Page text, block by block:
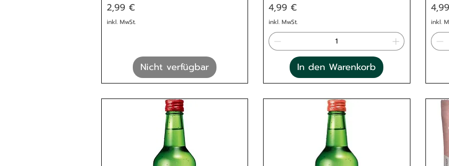
Preis
2,99 €
inkl. MwSt.
Nicht verfügbar
Preis
4,99 €
inkl. MwSt.
In den Warenkorb
Preis
inkl.